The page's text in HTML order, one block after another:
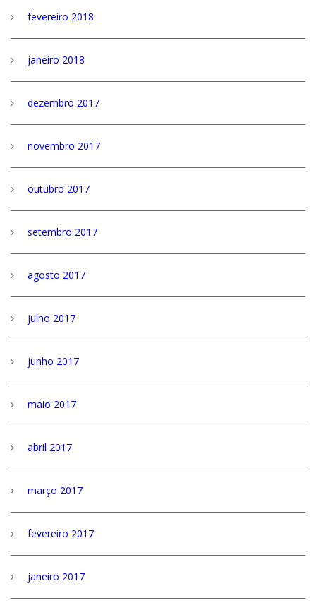
fevereiro 2018
janeiro 2018
dezembro 2017
novembro 2017
outubro 2017
setembro 2017
agosto 2017
julho 2017
junho 2017
maio 2017
abril 2017
março 2017
fevereiro 2017
janeiro 2017